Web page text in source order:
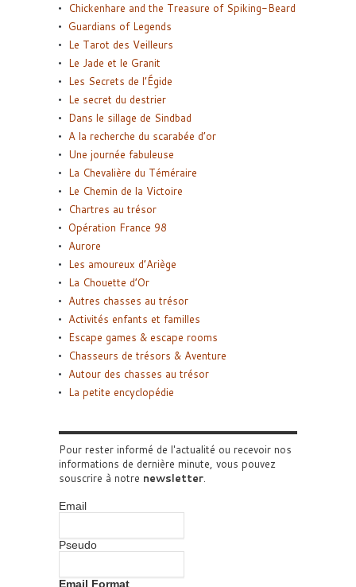
Chickenhare and the Treasure of Spiking-Beard
Guardians of Legends
Le Tarot des Veilleurs
Le Jade et le Granit
Les Secrets de l’Égide
Le secret du destrier
Dans le sillage de Sindbad
A la recherche du scarabée d’or
Une journée fabuleuse
La Chevalière du Téméraire
Le Chemin de la Victoire
Chartres au trésor
Opération France 98
Aurore
Les amoureux d’Ariège
La Chouette d’Or
Autres chasses au trésor
Activités enfants et familles
Escape games & escape rooms
Chasseurs de trésors & Aventure
Autour des chasses au trésor
La petite encyclopédie
Pour rester informé de l'actualité ou recevoir nos
informations de dernière minute, vous pouvez
souscrire à notre newsletter.
Email
Pseudo
Email Format